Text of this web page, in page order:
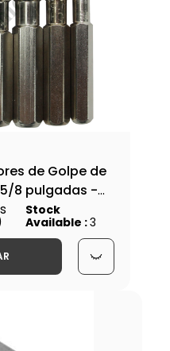
de Golpe de
5/8 pulgadas -
Stock
Available :3